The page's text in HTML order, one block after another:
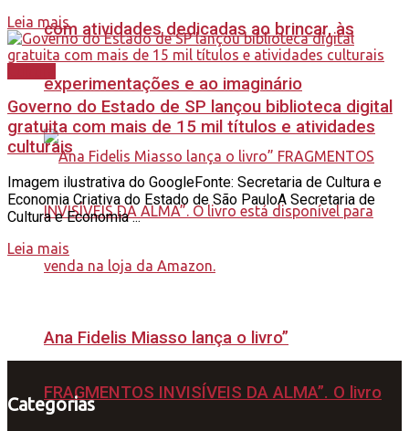
com atividades dedicadas ao brincar, às
experimentações e ao imaginário
Ana Fidelis Miasso lança o livro”
FRAGMENTOS INVISÍVEIS DA ALMA”. O livro
Leia mais
Governo do Estado de SP lançou biblioteca digital
gratuita com mais de 15 mil títulos e atividades
culturais
Imagem ilustrativa do GoogleFonte: Secretaria de Cultura e
Economia Criativa do Estado de São PauloA Secretaria de
Cultura e Economia ...
Leia mais
Categorias